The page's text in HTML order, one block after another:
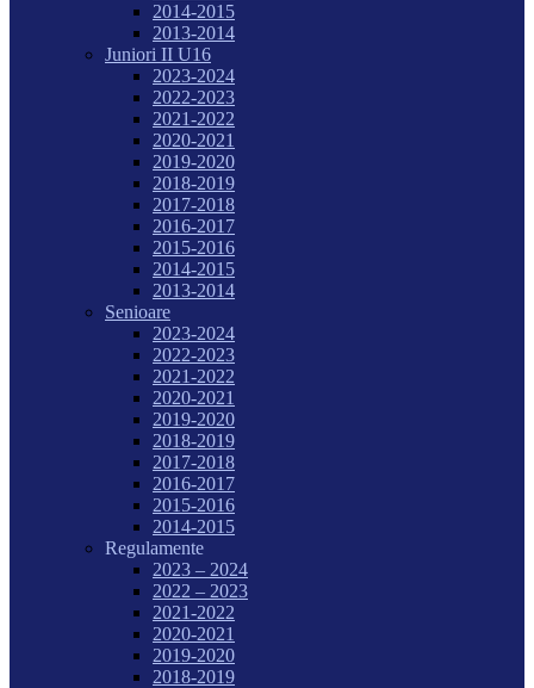
2014-2015
2013-2014
Juniori II U16
2023-2024
2022-2023
2021-2022
2020-2021
2019-2020
2018-2019
2017-2018
2016-2017
2015-2016
2014-2015
2013-2014
Senioare
2023-2024
2022-2023
2021-2022
2020-2021
2019-2020
2018-2019
2017-2018
2016-2017
2015-2016
2014-2015
Regulamente
2023 – 2024
2022 – 2023
2021-2022
2020-2021
2019-2020
2018-2019